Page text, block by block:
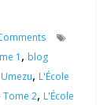
1 , blog
, L'École
Tome 2, L'École